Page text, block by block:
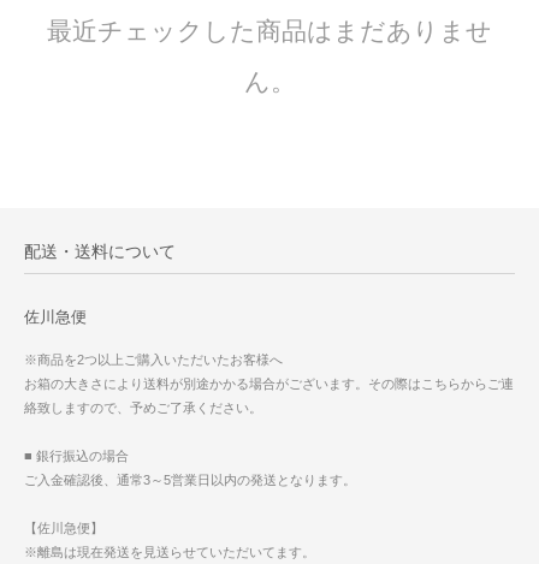
最近チェックした商品はまだありませ
ん。
配送・送料について
佐川急便
※商品を2つ以上ご購入いただいたお客様へ
お箱の大きさにより送料が別途かかる場合がございます。その際はこちらからご連
絡致しますので、予めご了承ください。
■ 銀行振込の場合
ご入金確認後、通常3～5営業日以内の発送となります。
【佐川急便】
※離島は現在発送を見送らせていただいてます。